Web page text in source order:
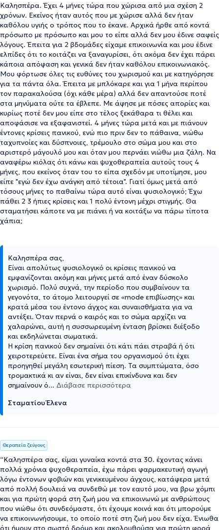
Καλησπέρα. Έχει 4 μήνες τώρα που χώρισα από μια σχέση 2
χρόνων. Εκείνος ήταν αυτός που με χώρισε αλλά δεν ήταν
καθόλου υγιής ο τρόπος που το έκανε. Αρχικά ήρθε από κοντά
πρόσωπο με πρόσωπο και μου το είπε αλλά δεν μου έδινε σαφείς
λόγους. Έπειτα για 2 βδομάδες είχαμε επικοινωνία και μου έδινε
ελπίδες ότι το κοιτάζει να ξαναγυρίσει, ότι ακόμα δεν έχει πάρει
κάποια απόφαση και γενικά δεν ήταν καθόλου επικοινωνιακός.
Μου φόρτωσε όλες τις ευθύνες του χωρισμού και με κατηγόρησε
για τα πάντα όλα. Έπειτα με μπλόκαρε και για 1 μήνα περίπου
τον παρακαλούσα (όχι κάθε μέρα) αλλά δεν απαντούσε ποτέ
στα μηνύματα ούτε τα έβλεπε. Με άφησε με πόσες απορίες και
κυρίως ποτέ δεν μου είπε στο τέλος ξεκάθαρα τι θέλει και
αποφάσισε να εξαφανιστεί. 4 μήνες τώρα μετά και με πιάνουν
έντονες κρίσεις πανικού, ενώ πιο πριν δεν το πάθαινα, νιώθω
ταχυπνοίες και δύσπνοιες, τρέμουλο στο σώμα μου και στο
αριστερό μάγουλό μου και όταν μου περνάει νιώθω μια ζάλη. Να
αναφέρω κιόλας ότι κάνω και ψυχοθεραπεία αυτούς τους 4
μήνες, που εκείνος όταν του το είπα σχεδόν με υποτίμησε, μου
είπε "εγώ δεν έχω ανάγκη από τέτοια". Γιατί όμως μετά από
τόσους μήνες το παθαίνω τώρα αυτό είναι φυσιολογικό; Έχω
πάθει 2 3 ήπιες κρίσεις και 1 πολύ έντονη μέχρι στιγμής. Θα
σταματήσει κάποτε να με πιάνει ή να κοιτάξω να πάρω τίποτα
χάπια;
Καλησπέρα σας,
Είναι απολύτως φυσιολογικό οι κρίσεις πανικού να
εμφανίζονται ακόμη και μήνες μετά από έναν δύσκολο
χωρισμό. Πολύ συχνά, την περίοδο που συμβαίνουν τα
γεγονότα, το άτομο λειτουργεί σε «mode επιβίωσης» και
κρατά μέσα του έντονο άγχος και συναισθήματα για να
αντέξει. Όταν περνά ο καιρός και το σώμα αρχίζει να
χαλαρώνει, αυτή η συσσωρευμένη ένταση βρίσκει διέξοδο
και εκδηλώνεται σωματικά.
Η κρίση πανικού δεν σημαίνει ότι κάτι πάει στραβά ή ότι
χειροτερεύετε. Είναι ένα σήμα του οργανισμού ότι έχει
προηγηθεί μεγάλη εσωτερική πίεση. Τα συμπτώματα, όσο
τρομακτικά κι αν είναι, δεν είναι επικίνδυνα και δεν
σημαίνουν ό... Διάβασε περισσότερα
Σταματίου Έλενα
Θεραπεία ζεύγους
“Καλησπέρα σας, είμαι γυναίκα κοντά στα 30. έχοντας κάνει
πολλά χρόνια ψυχοθεραπεία, έχω πάρει φαρμακευτική αγωγή
λόγω έντονων φοβιών και γενικευμένου άγχους, κατάφερα μετά
από πολλή δουλειά να συνδεθώ με τον εαυτό μου, να βρω χόμπι
και για πρώτη φορά στη ζωή μου να επικοινωνώ με ανθρώπους
που νιώθω ότι συνδεόμαστε, ότι έχουμε κοινά και ότι μπορούμε
να επικοινωνήσουμε, το οποίο ποτέ στη ζωή μου δεν είχα. Ένιωθα
ότι ήμουν στο σωστό δρόμο και ακολουθούσα για πρώτη φορά